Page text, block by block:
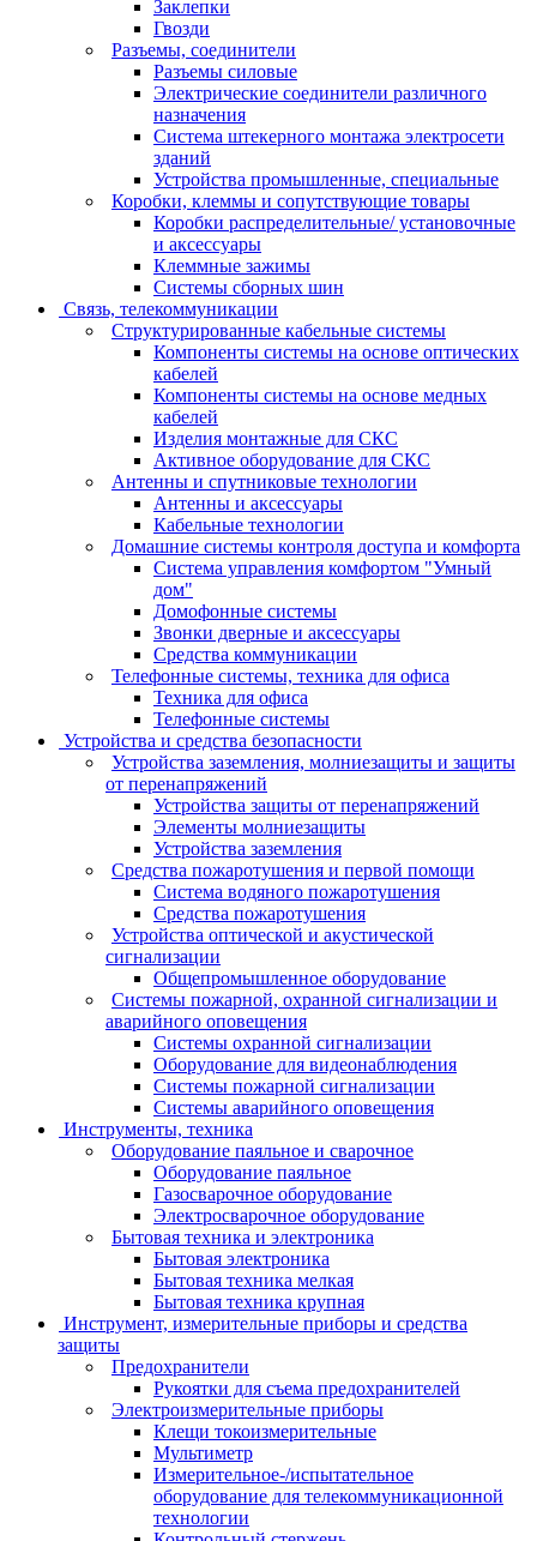
Заклепки
Гвозди
Разъемы, соединители
Разъемы силовые
Электрические соединители различного
назначения
Система штекерного монтажа электросети
зданий
Устройства промышленные, специальные
Коробки, клеммы и сопутствующие товары
Коробки распределительные/ установочные
и аксессуары
Клеммные зажимы
Системы сборных шин
Связь, телекоммуникации
Структурированные кабельные системы
Компоненты системы на основе оптических
кабелей
Компоненты системы на основе медных
кабелей
Изделия монтажные для СКС
Активное оборудование для СКС
Антенны и спутниковые технологии
Антенны и аксессуары
Кабельные технологии
Домашние системы контроля доступа и комфорта
Система управления комфортом "Умный
дом"
Домофонные системы
Звонки дверные и аксессуары
Средства коммуникации
Телефонные системы, техника для офиса
Техника для офиса
Телефонные системы
Устройства и средства безопасности
Устройства заземления, молниезащиты и защиты
от перенапряжений
Устройства защиты от перенапряжений
Элементы молниезащиты
Устройства заземления
Средства пожаротушения и первой помощи
Система водяного пожаротушения
Средства пожаротушения
Устройства оптической и акустической
сигнализации
Общепромышленное оборудование
Системы пожарной, охранной сигнализации и
аварийного оповещения
Системы охранной сигнализации
Оборудование для видеонаблюдения
Системы пожарной сигнализации
Системы аварийного оповещения
Инструменты, техника
Оборудование паяльное и сварочное
Оборудование паяльное
Газосварочное оборудование
Электросварочное оборудование
Бытовая техника и электроника
Бытовая электроника
Бытовая техника мелкая
Бытовая техника крупная
Инструмент, измерительные приборы и средства
защиты
Предохранители
Рукоятки для съема предохранителей
Электроизмерительные приборы
Клещи токоизмерительные
Мультиметр
Измерительное-/испытательное
оборудование для телекоммуникационной
технологии